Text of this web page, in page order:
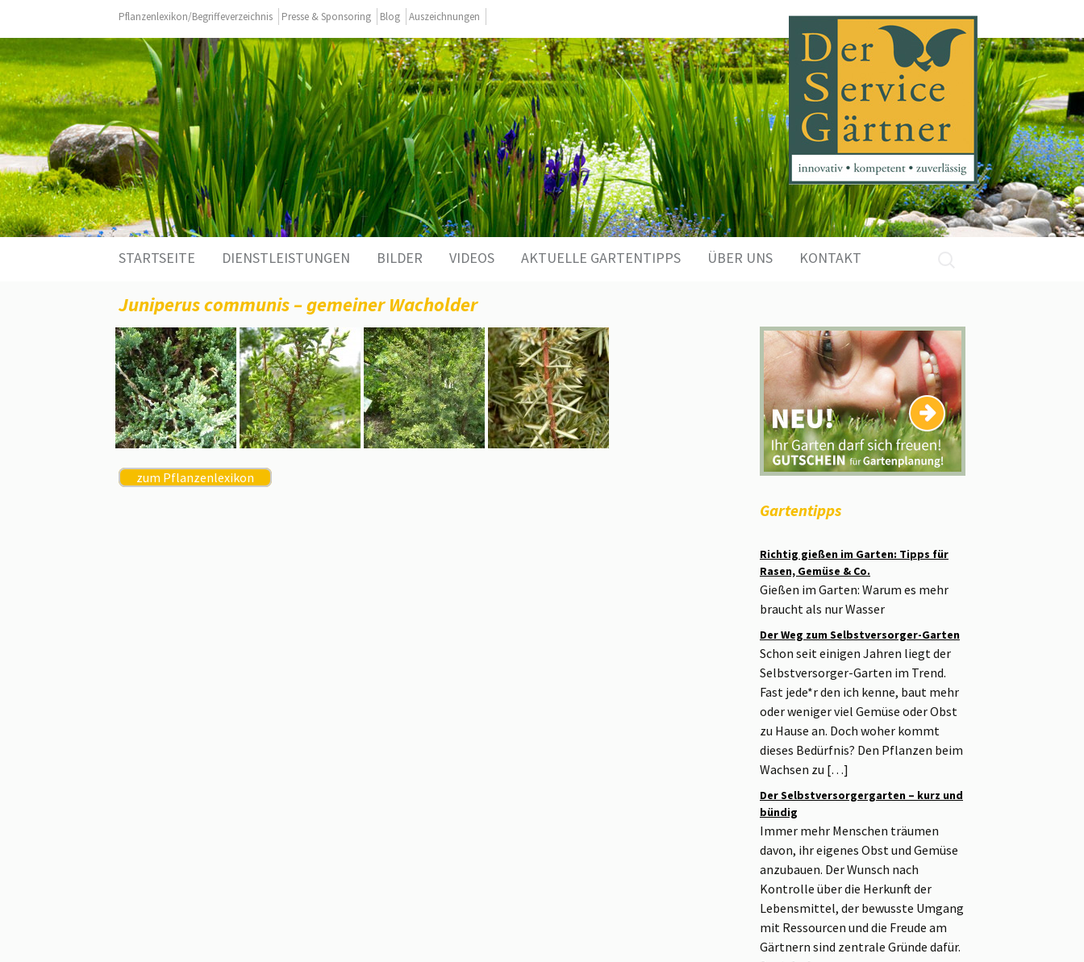
Pflanzenlexikon/Begriffeverzeichnis Presse & Sponsoring Blog Auszeichnungen
Inhalt
STARTSEITE DIENSTLEISTUNGEN BILDER VIDEOS AKTUELLE GARTENTIPPS ÜBER UNS KONTAKT
Juniperus communis – gemeiner Wacholder
zum Pflanzenlexikon
Gartentipps
Richtig gießen im Garten: Tipps für
Rasen, Gemüse & Co.
Gießen im Garten: Warum es mehr
braucht als nur Wasser
Der Weg zum Selbstversorger-Garten
Schon seit einigen Jahren liegt der
Selbstversorger-Garten im Trend.
Fast jede*r den ich kenne, baut mehr
oder weniger viel Gemüse oder Obst
zu Hause an. Doch woher kommt
dieses Bedürfnis? Den Pflanzen beim
Wachsen zu […]
Der Selbstversorgergarten – kurz und
bündig
Immer mehr Menschen träumen
davon, ihr eigenes Obst und Gemüse
anzubauen. Der Wunsch nach
Kontrolle über die Herkunft der
Lebensmittel, der bewusste Umgang
mit Ressourcen und die Freude am
Gärtnern sind zentrale Gründe dafür.